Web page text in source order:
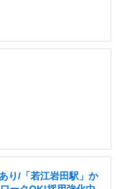
り/「若江岩田駅」か